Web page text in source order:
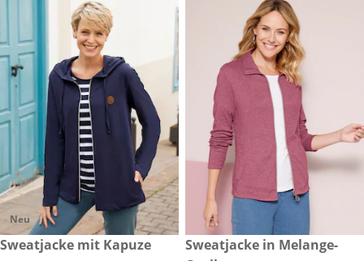
Neu
CHF 59.-
Sweatjacke mit Kapuze
reduzierter Preis CHF 35.-,
-40%
Sweatjacke in Melange-